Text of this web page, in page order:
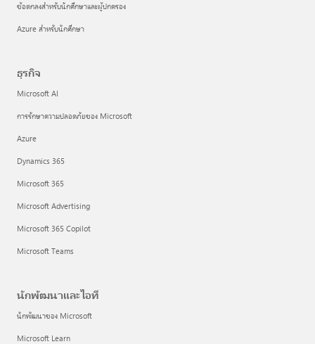
ข้อตกลงสำหรับนักศึกษาและผู้ปกครอง
Azure สำหรับนักศึกษา
ธุรกิจ
Microsoft AI
การรักษาความปลอดภัยของ Microsoft
Azure
Dynamics 365
Microsoft 365
Microsoft Advertising
Microsoft 365 Copilot
Microsoft Teams
นักพัฒนาและไอที
นักพัฒนาของ Microsoft
Microsoft Learn